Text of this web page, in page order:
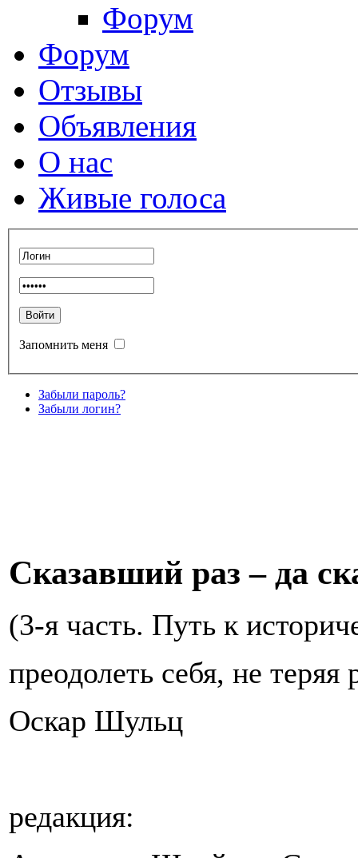
Форум
Форум
Отзывы
Объявления
О нас
Живые голоса
Запомнить меня
Забыли пароль?
Забыли логин?
Сказавший раз – да
(3-я часть. Путь к
преодолеть себя, не теряя
Оскар Шульц
редакция: